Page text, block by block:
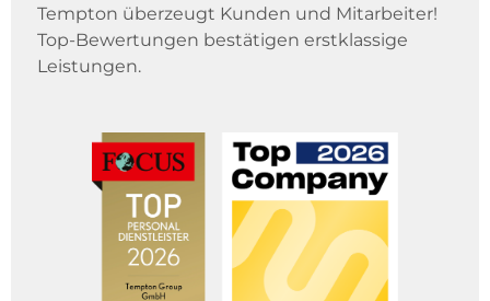
Tempton überzeugt Kunden und Mitarbeiter!
Top-Bewertungen bestätigen erstklassige
Leistungen.